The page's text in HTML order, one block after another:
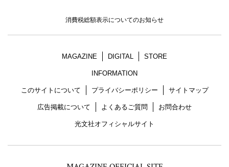
消費税総額表示についてのお知らせ
MAGAZINE DIGITAL STORE
INFORMATION
このサイトについて プライバシーポリシー サイトマップ
広告掲載について よくあるご質問 お問合わせ
光文社オフィシャルサイト